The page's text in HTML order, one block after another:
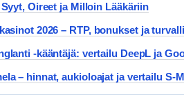
Oireet ja Milloin Lääkäriin
2026 – RTP, bonukset ja
-kääntäjä: vertailu DeepL ja
– hinnat, aukioloajat ja vertailu S-